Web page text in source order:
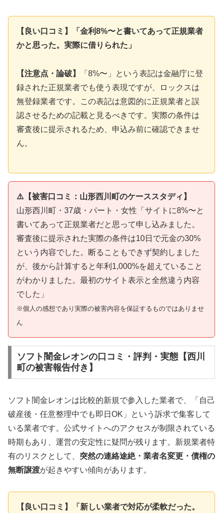
【良い口コミ】「金利8%〜と書いてあって正規業者
かと思った。実際に借りられた」
【注意点・論破】
「8%〜」という表記は金融庁に登
録された正規業者でも使う表現ですが、ロックスは
無登録業者です。この表記は意図的に正規業者と誤
認させるための記載と見るべきです。実際の条件は
審査後に提示されるため、申込み前に確認できませ
ん。
⚠️【被害口コミ：山形西川町のケーススタディ】
山形西川町・37歳・パート・女性「サイトに8%〜と
書いてあって正規業者だと思って申し込みました。
審査後に提示された実際の条件は10日で元金の30%
という内容でした。断ることもできず契約しました
が、後から計算すると年利1,000%を超えていること
がわかりました。最初のサイト表示と全然違う内容
でした」
※個人の感想であり実際の被害内容を保証するものではありませ
ん
ソフト闇金レオンの口コミ・評判・実態【西川
町の被害報告付き】
ソフト闇金レオンは比較的新規で参入した業者で、「自己
破産後・任意整理中でも即日OK」という訴求で集客して
いる業者です。公式サイトへのアクセスが制限されている
時期もあり、運営の安定性に疑問が残ります。新規業者特
有のリスクとして、 突然の連絡途絶・業者名変更・債権の
無断譲渡が起きやすい傾向があります。
【良い口コミ】「新しい業者で対応が柔軟だった。